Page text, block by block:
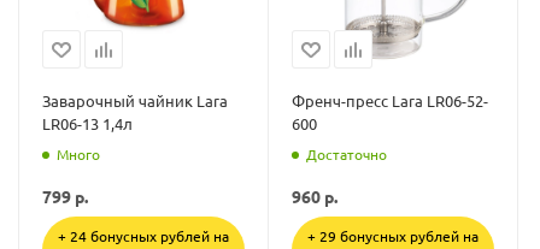
Заварочный чайник Lara
LR06-13 1,4л
Много
799 р.
+ 24 бонусных рублей на
Френч-пресс Lara LR06-52-
600
Достаточно
960 р.
+ 29 бонусных рублей на